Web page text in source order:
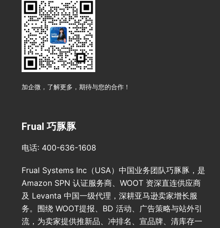
加企微，了解更多，期待与您的合作！
Frual 巧豚豚
电话: 400-636-1608
Frual Systems Inc（USA）中国业务团队巧豚豚，是
Amazon SPN 认证服务商、WOOT 资深直连供应商
及 Levanta 中国一级代理，深耕亚马逊卖家增长服
务。围绕 WOOT提报、BD 活动、广告策略与站外引
流，为卖家提供推新品、冲排名、宣品牌、清库存一